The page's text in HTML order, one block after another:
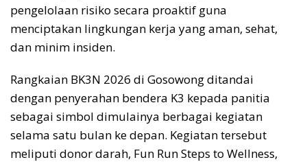
pengelolaan risiko secara proaktif guna
menciptakan lingkungan kerja yang aman, sehat,
dan minim insiden.
Rangkaian BK3N 2026 di Gosowong ditandai
dengan penyerahan bendera K3 kepada panitia
sebagai simbol dimulainya berbagai kegiatan
selama satu bulan ke depan. Kegiatan tersebut
meliputi donor darah, Fun Run Steps to Wellness,